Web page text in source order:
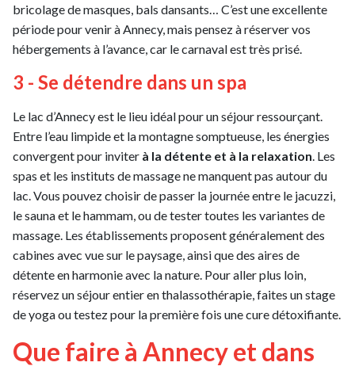
bricolage de masques, bals dansants… C’est une excellente
période pour venir à Annecy, mais pensez à réserver vos
hébergements à l’avance, car le carnaval est très prisé.
3 - Se détendre dans un spa
Le lac d’Annecy est le lieu idéal pour un séjour ressourçant.
Entre l’eau limpide et la montagne somptueuse, les énergies
convergent pour inviter à la détente et à la relaxation . Les
spas et les instituts de massage ne manquent pas autour du
lac. Vous pouvez choisir de passer la journée entre le jacuzzi,
le sauna et le hammam, ou de tester toutes les variantes de
massage. Les établissements proposent généralement des
cabines avec vue sur le paysage, ainsi que des aires de
détente en harmonie avec la nature. Pour aller plus loin,
réservez un séjour entier en thalassothérapie, faites un stage
de yoga ou testez pour la première fois une cure détoxifiante.
Que faire à Annecy et dans